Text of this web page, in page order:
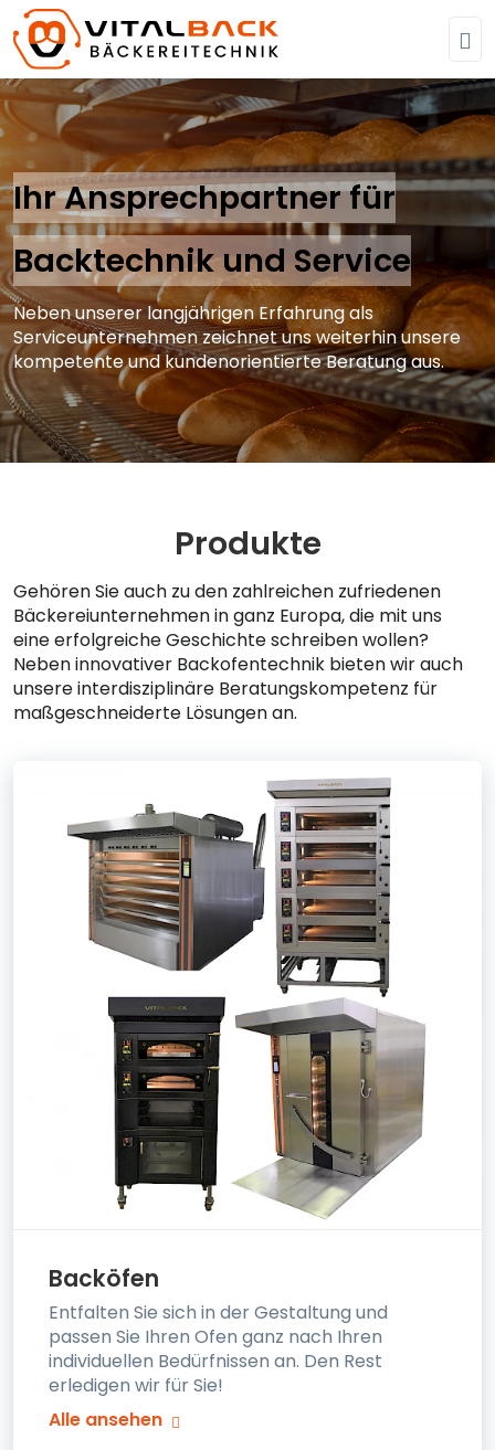
Ihr Ansprechpartner für
Backtechnik und Service
Neben unserer langjährigen Erfahrung als
Serviceunternehmen zeichnet uns weiterhin unsere
kompetente und kundenorientierte Beratung aus.
Produkte
Gehören Sie auch zu den zahlreichen zufriedenen
Bäckereiunternehmen in ganz Europa, die mit uns
eine erfolgreiche Geschichte schreiben wollen?
Neben innovativer Backofentechnik bieten wir auch
unsere interdisziplinäre Beratungskompetenz für
maßgeschneiderte Lösungen an.
Backöfen
Entfalten Sie sich in der Gestaltung und
passen Sie Ihren Ofen ganz nach Ihren
individuellen Bedürfnissen an. Den Rest
erledigen wir für Sie!
Alle ansehen